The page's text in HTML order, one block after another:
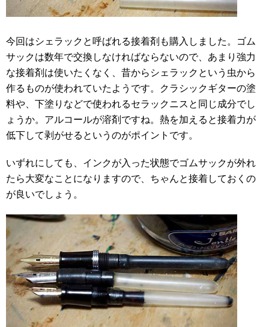
今回はシェラックと呼ばれる接着剤も購入しました。ゴム
サックは数年で交換しなければならないので、あまり強力
な接着剤は使いたくなく、昔からシェラックという虫から
作るものが使われていたようです。クラシックギターの塗
料や、下塗りなどで使われるセラックニスと同じ成分でし
ょうか。アルコールが溶剤ですね。熱を加えると接着力が
低下して剥がせるというのがポイントです。
いずれにしても、インクが入った状態でゴムサックが外れ
たら大変なことになりますので、ちゃんと接着しておくの
が良いでしょう。